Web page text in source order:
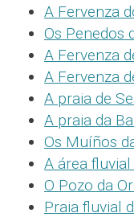
A Fervenza
Os Penedos
A Fervenza
A Fervenza
A praia de
A praia da
Os Muíños
A área fluvial
O Pozo da
Praia fluvial